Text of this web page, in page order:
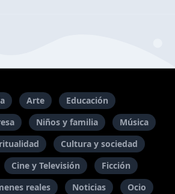
Arte
Educación
Niños y familia
Música
Cultura y sociedad
Cine y Televisión
Ficción
reales Noticias
Ocio